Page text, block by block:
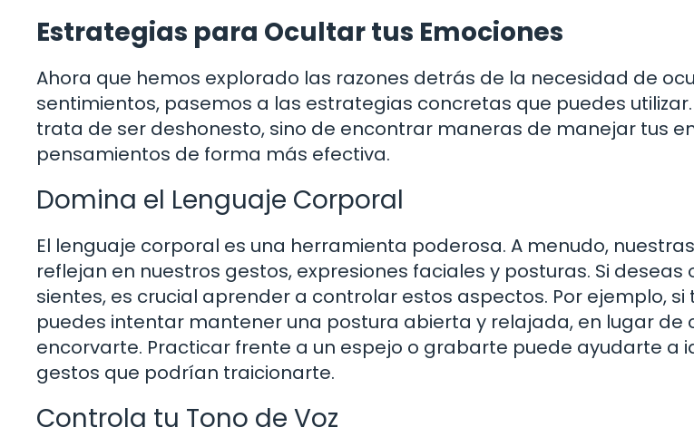
Estrategias para Ocultar tus Emociones
Ahora que hemos explorado las razones detrás de la necesidad de
sentimientos, pasemos a las estrategias concretas que puedes utilizar.
trata de ser deshonesto, sino de encontrar maneras de manejar tus
pensamientos de forma más efectiva.
Domina el Lenguaje Corporal
El lenguaje corporal es una herramienta poderosa. A menudo,
reflejan en nuestros gestos, expresiones faciales y posturas. Si deseas
sientes, es crucial aprender a controlar estos aspectos. Por ejemplo, si
puedes intentar mantener una postura abierta y relajada, en lugar de
encorvarte. Practicar frente a un espejo o grabarte puede ayudarte a
gestos que podrían traicionarte.
Controla tu Tono de Voz